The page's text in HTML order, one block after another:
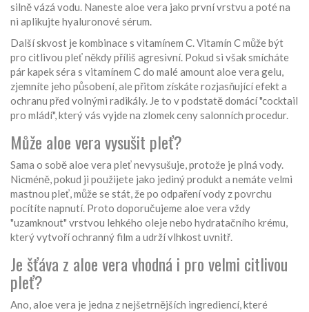
silně vázá vodu. Naneste aloe vera jako první vrstvu a poté na
ni aplikujte hyaluronové sérum.
Další skvost je kombinace s vitamínem C. Vitamín C může být
pro citlivou pleť někdy příliš agresivní. Pokud si však smícháte
pár kapek séra s vitamínem C do malé amount aloe vera gelu,
zjemníte jeho působení, ale přitom získáte rozjasňující efekt a
ochranu před volnými radikály. Je to v podstatě domácí "cocktail
pro mládí", který vás vyjde na zlomek ceny salonních procedur.
Může aloe vera vysušit pleť?
Sama o sobě aloe vera pleť nevysušuje, protože je plná vody.
Nicméně, pokud ji použijete jako jediný produkt a nemáte velmi
mastnou pleť, může se stát, že po odpaření vody z povrchu
pocítíte napnutí. Proto doporučujeme aloe vera vždy
"uzamknout" vrstvou lehkého oleje nebo hydratačního krému,
který vytvoří ochranný film a udrží vlhkost uvnitř.
Je šťáva z aloe vera vhodná i pro velmi citlivou
pleť?
Ano, aloe vera je jedna z nejšetrnějších ingrediencí, které